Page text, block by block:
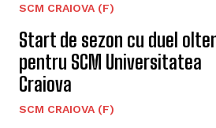
SCM CRAIOVA (F)
Start de sezon cu duel
pentru SCM Universitatea
Craiova
SCM CRAIOVA (F)